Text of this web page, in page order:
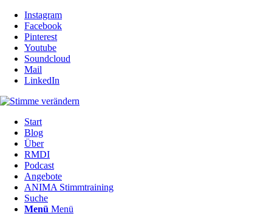
Instagram
Facebook
Pinterest
Youtube
Soundcloud
Mail
LinkedIn
Start
Blog
Über
RMDI
Podcast
Angebote
ANIMA Stimmtraining
Suche
Menü Menü